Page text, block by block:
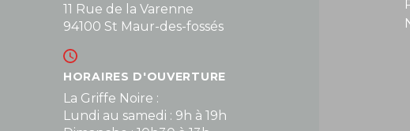
11 Rue de la Varenne
94100 St Maur-des-fossés
HORAIRES D'OUVERTURE
La Griffe Noire :
Lundi au samedi : 9h à 19h